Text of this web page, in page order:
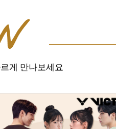
게 만나보세요